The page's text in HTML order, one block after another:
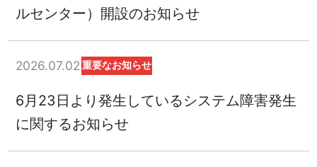
ルセンター）開設のお知らせ
2026.07.02 重要なお知らせ
6月23日より発生しているシステム障害発生
に関するお知らせ